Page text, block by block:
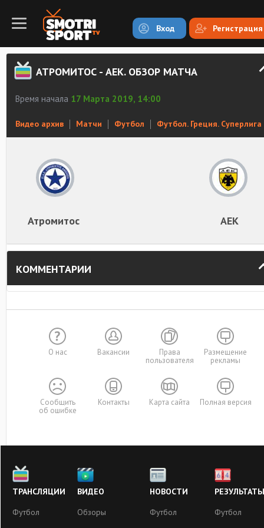
Вход Регистрация
АТРОМИТОС - АЕК. ОБЗОР МАТЧА
Время начала 17 Марта 2019, 14:00
Видео архив Матчи Футбол Футбол. Греция. Суперлига
Атромитос АЕК
КОММЕНТАРИИ
О нас Вакансии
Права
пользователя
Размещение
рекламы
Сообщить
об ошибке
Контакты Карта сайта Полная версия
ТРАНСЛЯЦИИ
Футбол
ВИДЕО
Обзоры
НОВОСТИ
Футбол
РЕЗУЛЬТАТЫ
Футбол